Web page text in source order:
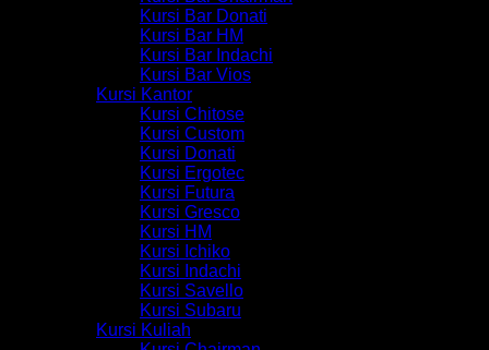
Kursi Bar Donati
Kursi Bar HM
Kursi Bar Indachi
Kursi Bar Vios
Kursi Kantor
Kursi Chitose
Kursi Custom
Kursi Donati
Kursi Ergotec
Kursi Futura
Kursi Gresco
Kursi HM
Kursi Ichiko
Kursi Indachi
Kursi Savello
Kursi Subaru
Kursi Kuliah